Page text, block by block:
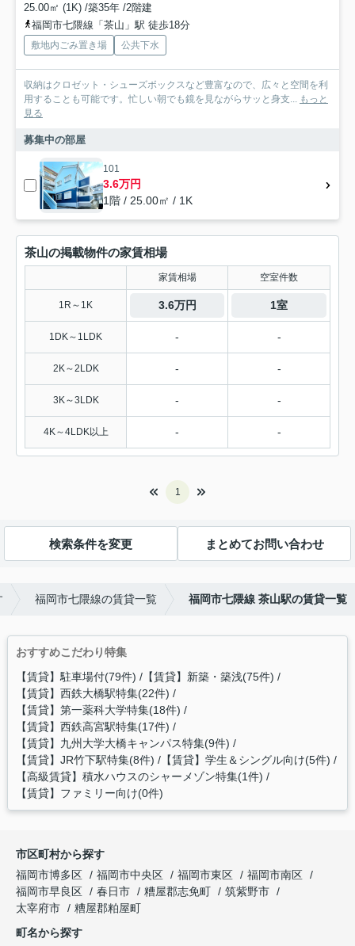
25.00㎡ (1K) /築35年 /2階建
福岡市七隈線「茶山」駅 徒歩18分
敷地内ごみ置き場 公共下水
収納はクロゼット・シューズボックスなど豊富なので、広々と空間を利
用することも可能です。忙しい朝でも鏡を見ながらサッと身支... もっと
見る
募集中の部屋
101
3.6万円
1階 / 25.00㎡ / 1K
茶山の掲載物件の家賃相場
家賃相場 空室件数
1R～1K 3.6万円 1室
1DK～1LDK - -
2K～2LDK - -
3K～3LDK - -
4K～4LDK以上 - -
1
検索条件を変更 まとめてお問い合わせ
福岡市七隈線の賃貸一覧 福岡市七隈線 茶山駅の賃貸一覧
おすすめこだわり特集
【賃貸】駐車場付(79件) 【賃貸】新築・築浅(75件)
【賃貸】西鉄大橋駅特集(22件)
【賃貸】第一薬科大学特集(18件)
【賃貸】西鉄高宮駅特集(17件)
【賃貸】九州大学大橋キャンパス特集(9件)
【賃貸】JR竹下駅特集(8件) 【賃貸】学生＆シングル向け(5件)
【高級賃貸】積水ハウスのシャーメゾン特集(1件)
【賃貸】ファミリー向け(0件)
市区町村から探す
福岡市博多区
福岡市中央区 福岡市東区
福岡市南区
福岡市早良区
春日市 糟屋郡志免町
筑紫野市
太宰府市
糟屋郡粕屋町
町名から探す